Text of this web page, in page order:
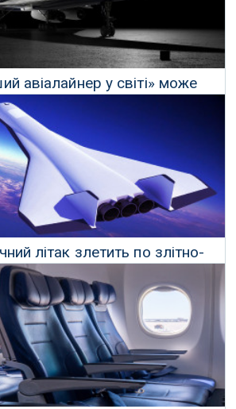
авіалайнер у світі» може
всього за 3,5 години
22 Липня 2022 р.
літак злетить по злітно-
смузі прямо в космос
07 Лютого 2022 р.